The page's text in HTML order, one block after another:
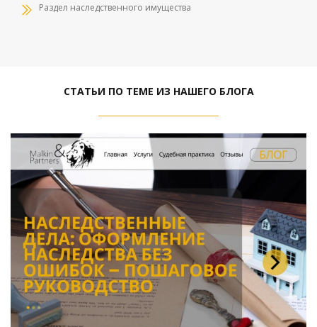
Раздел наследственного имущества
СТАТЬИ ПО ТЕМЕ ИЗ НАШЕГО БЛОГА